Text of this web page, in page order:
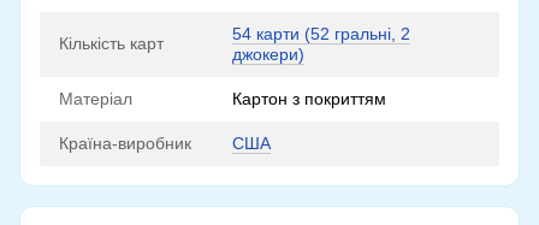
Кількість карт
54 карти (52 гральні, 2
джокери)
Матеріал Картон з покриттям
Країна-виробник США